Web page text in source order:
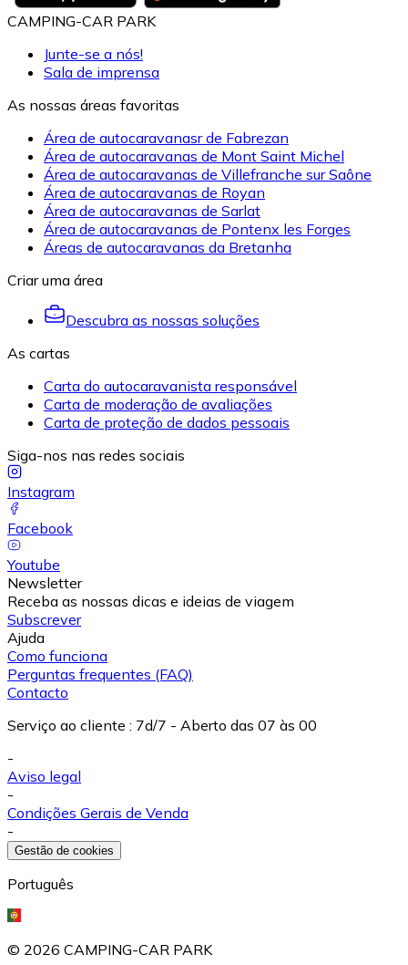
CAMPING-CAR PARK
Junte-se a nós!
Sala de imprensa
As nossas áreas favoritas
Área de autocaravanasr de Fabrezan
Área de autocaravanas de Mont Saint Michel
Área de autocaravanas de Villefranche sur Saône
Área de autocaravanas de Royan
Área de autocaravanas de Sarlat
Área de autocaravanas de Pontenx les Forges
Áreas de autocaravanas da Bretanha
Criar uma área
Descubra as nossas soluções
As cartas
Carta do autocaravanista responsável
Carta de moderação de avaliações
Carta de proteção de dados pessoais
Siga-nos nas redes sociais
Instagram
Facebook
Youtube
Newsletter
Receba as nossas dicas e ideias de viagem
Subscrever
Ajuda
Como funciona
Perguntas frequentes (FAQ)
Contacto
Serviço ao cliente : 7d/7 - Aberto das 07 às 00
-
Aviso legal
-
Condições Gerais de Venda
-
Gestão de cookies
Português
© 2026 CAMPING-CAR PARK